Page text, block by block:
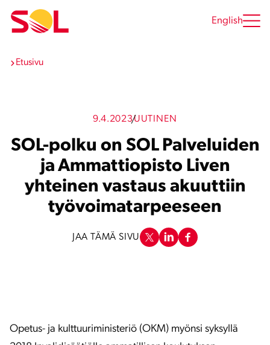
sisältöön
English
Etusivu
9.4.2023UUTINEN
SOL-polku on SOL Palveluiden
ja Ammattiopisto Liven
yhteinen vastaus akuuttiin
työvoimatarpeeseen
JAA TÄMÄ SIVU
Opetus- ja kulttuuriministeriö (OKM) myönsi syksyllä